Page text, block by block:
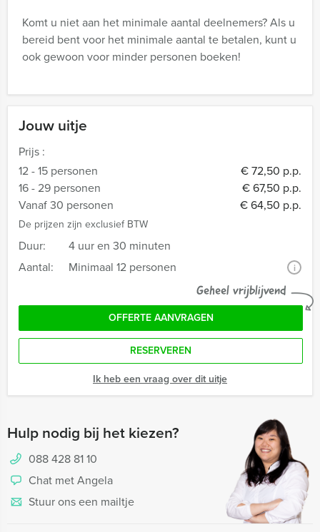
Jouw uitje
Prijs :
12 - 15 personen
€ 72,50 p.p.
16 - 29 personen
€ 67,50 p.p.
Vanaf 30 personen
€ 64,50 p.p.
De prijzen zijn exclusief BTW
Duur:
4 uur en 30 minuten
Aantal:
Minimaal 12 personen i
Geheel vrijblijvend
OFFERTE AANVRAGEN
RESERVEREN
Ik heb een vraag over dit uitje
Hulp nodig bij het kiezen?
088 428 81 10
Chat met Angela
Stuur ons een mailtje
Komt u niet aan het minimale aantal deelnemers? Als u
bereid bent voor het minimale aantal te betalen, kunt u
ook gewoon voor minder personen boeken!